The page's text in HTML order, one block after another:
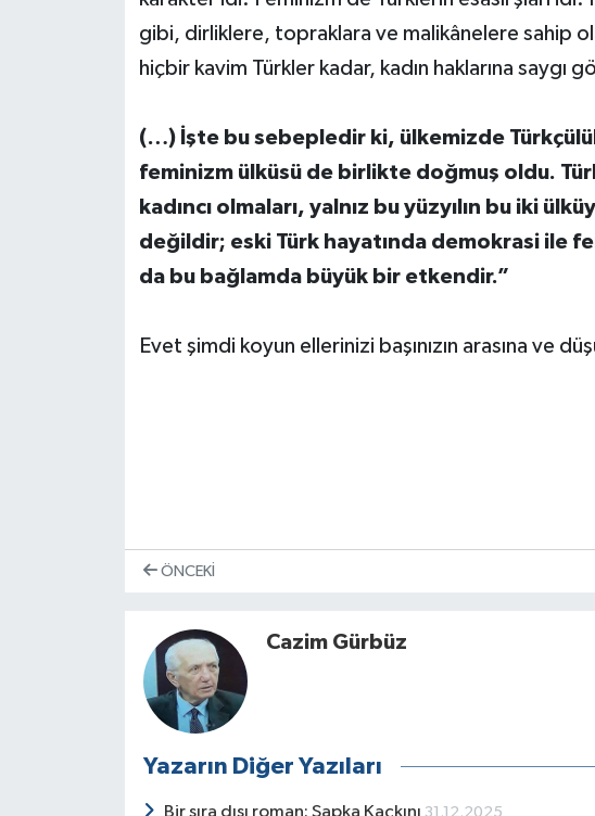
gibi, dirliklere, topraklara ve malikânelere sahip
hiçbir kavim Türkler kadar, kadın haklarına saygı
(…) İşte bu sebepledir ki, ülkemizde
feminizm ülküsü de birlikte doğmuş oldu.
kadıncı olmaları, yalnız bu yüzyılın bu iki
değildir; eski Türk hayatında demokrasi ile
da bu bağlamda büyük bir etkendir.”
Evet şimdi koyun ellerinizi başınızın arasına ve
ÖNCEKI
Cazim Gürbüz
Yazarın Diğer Yazıları
31.12.2025